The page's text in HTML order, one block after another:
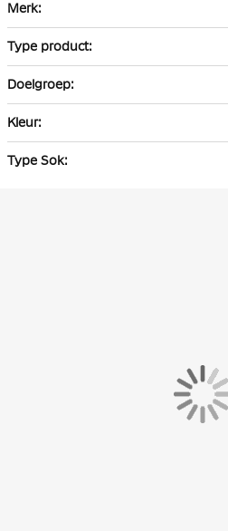
informatie